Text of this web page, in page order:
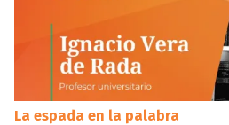
La espada en la palabra